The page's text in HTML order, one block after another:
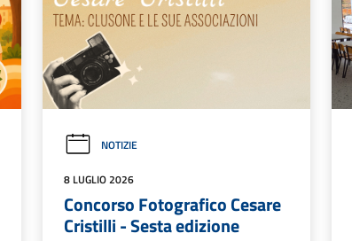
NOTIZIE
8 LUGLIO 2026
Concorso Fotografico Cesare
Cristilli - Sesta edizione